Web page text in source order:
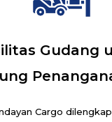
Gudang
Cargo